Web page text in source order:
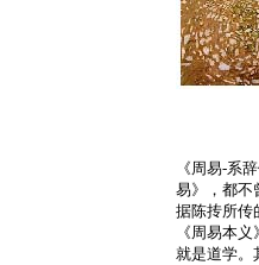
《周易-系
易》，都不
据陈抟所传
《周易本
就是道学。